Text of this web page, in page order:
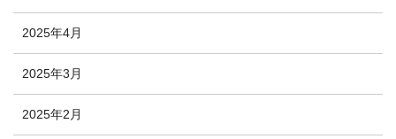
2025年4月
2025年3月
2025年2月